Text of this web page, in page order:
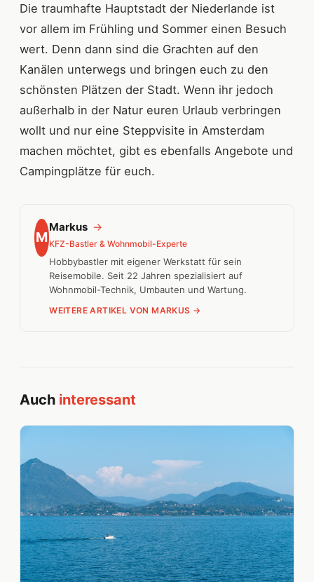
Die traumhafte Hauptstadt der Niederlande ist
vor allem im Frühling und Sommer einen Besuch
wert. Denn dann sind die Grachten auf den
Kanälen unterwegs und bringen euch zu den
schönsten Plätzen der Stadt. Wenn ihr jedoch
außerhalb in der Natur euren Urlaub verbringen
wollt und nur eine Steppvisite in Amsterdam
machen möchtet, gibt es ebenfalls Angebote und
Campingplätze für euch.
M
Markus →
KFZ-Bastler & Wohnmobil-Experte
Hobbybastler mit eigener Werkstatt für sein
Reisemobile. Seit 22 Jahren spezialisiert auf
Wohnmobil-Technik, Umbauten und Wartung.
WEITERE ARTIKEL VON MARKUS →
Auch interessant